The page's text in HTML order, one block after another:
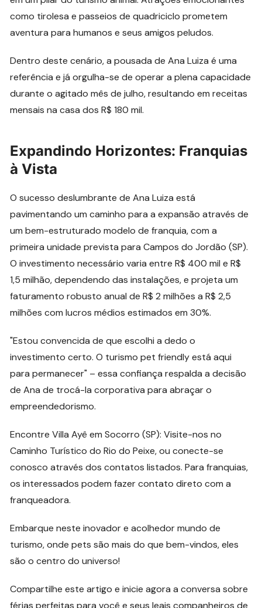
como tirolesa e passeios de quadriciclo prometem
aventura para humanos e seus amigos peludos.
Dentro deste cenário, a pousada de Ana Luiza é uma
referência e já orgulha-se de operar a plena capacidade
durante o agitado mês de julho, resultando em receitas
mensais na casa dos R$ 180 mil.
Expandindo Horizontes: Franquias
à Vista
O sucesso deslumbrante de Ana Luiza está
pavimentando um caminho para a expansão através de
um bem-estruturado modelo de franquia, com a
primeira unidade prevista para Campos do Jordão (SP).
O investimento necessário varia entre R$ 400 mil e R$
1,5 milhão, dependendo das instalações, e projeta um
faturamento robusto anual de R$ 2 milhões a R$ 2,5
milhões com lucros médios estimados em 30%.
"Estou convencida de que escolhi a dedo o
investimento certo. O turismo pet friendly está aqui
para permanecer" – essa confiança respalda a decisão
de Ana de trocá-la corporativa para abraçar o
empreendedorismo.
Encontre Villa Ayê em Socorro (SP): Visite-nos no
Caminho Turístico do Rio do Peixe, ou conecte-se
conosco através dos contatos listados. Para franquias,
os interessados podem fazer contato direto com a
franqueadora.
Embarque neste inovador e acolhedor mundo de
turismo, onde pets são mais do que bem-vindos, eles
são o centro do universo!
Compartilhe este artigo e inicie agora a conversa sobre
férias perfeitas para você e seus leais companheiros de